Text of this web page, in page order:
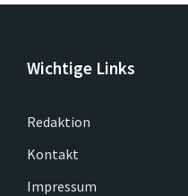
Wichtige Links
Redaktion
Kontakt
Impressum